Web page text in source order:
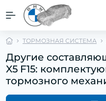
ТОРМОЗНАЯ СИСТЕМА
Другие
X5 F15:
тормозного